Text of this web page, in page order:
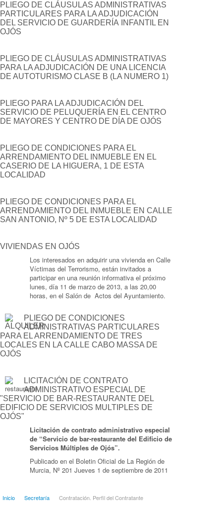
PLIEGO DE CLÁUSULAS ADMINISTRATIVAS
PARTICULARES PARA LA ADJUDICACIÓN
DEL SERVICIO DE GUARDERÍA INFANTIL EN
OJÓS
PLIEGO DE CLÁUSULAS ADMINISTRATIVAS
PARA LA ADJUDICACIÓN DE UNA LICENCIA
DE AUTOTURISMO CLASE B (LA NUMERO 1)
PLIEGO PARA LA ADJUDICACIÓN DEL
SERVICIO DE PELUQUERÍA EN EL CENTRO
DE MAYORES Y CENTRO DE DÍA DE OJÓS
PLIEGO DE CONDICIONES PARA EL
ARRENDAMIENTO DEL INMUEBLE EN EL
CASERIO DE LA HIGUERA, 1 DE ESTA
LOCALIDAD
PLIEGO DE CONDICIONES PARA EL
ARRENDAMIENTO DEL INMUEBLE EN CALLE
SAN ANTONIO, Nº 5 DE ESTA LOCALIDAD
VIVIENDAS EN OJÓS
Los interesados en adquirir una vivienda en Calle
Víctimas del Terrorismo, están invitados a
participar en una reunión informativa el próximo
lunes, día 11 de marzo de 2013, a las 20,00
horas, en el Salón de Actos del Ayuntamiento.
PLIEGO DE CONDICIONES
ADMINISTRATIVAS PARTICULARES
PARA EL ARRENDAMIENTO DE TRES
LOCALES EN LA CALLE CABO MASSA DE
OJÓS
LICITACIÓN DE CONTRATO
ADMINISTRATIVO ESPECIAL DE
"SERVICIO DE BAR-RESTAURANTE DEL
EDIFICIO DE SERVICIOS MULTIPLES DE
OJÓS"
Licitación de contrato administrativo especial
de “Servicio de bar-restaurante del Edificio de
Servicios Múltiples de Ojós”.
Publicado en el Boletin Oficial de La Región de
Murcia, Nº 201 Jueves 1 de septiembre de 2011
Inicio Secretaría Contratación. Perfil del Contratante